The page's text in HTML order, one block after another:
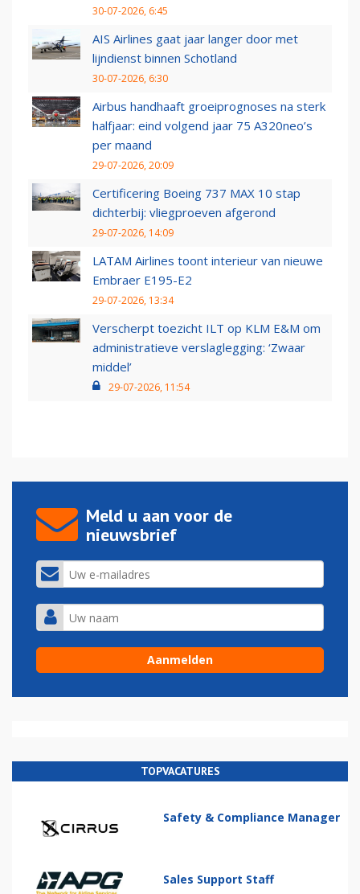
30-07-2026, 6:45
AIS Airlines gaat jaar langer door met
lijndienst binnen Schotland
30-07-2026, 6:30
Airbus handhaaft groeiprognoses na sterk
halfjaar: eind volgend jaar 75 A320neo’s
per maand
29-07-2026, 20:09
Certificering Boeing 737 MAX 10 stap
dichterbij: vliegproeven afgerond
29-07-2026, 14:09
LATAM Airlines toont interieur van nieuwe
Embraer E195-E2
29-07-2026, 13:34
Verscherpt toezicht ILT op KLM E&M om
administratieve verslaglegging: ‘Zwaar
middel’
29-07-2026, 11:54
Meld u aan voor de
nieuwsbrief
TOPVACATURES
Safety & Compliance Manager
Sales Support Staff